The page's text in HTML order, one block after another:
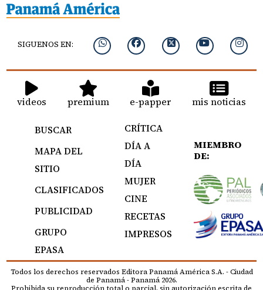
SIGUENOS EN:
videos premium e-papper mis noticias
BUSCAR
MAPA DEL
SITIO
CLASIFICADOS
PUBLICIDAD
GRUPO
EPASA
CRÍTICA
DÍA A
DÍA
MUJER
CINE
RECETAS
IMPRESOS
MIEMBRO
DE:
Todos los derechos reservados Editora Panamá América S.A. - Ciudad
de Panamá - Panamá 2026.
Prohibida su reproducción total o parcial, sin autorización escrita de